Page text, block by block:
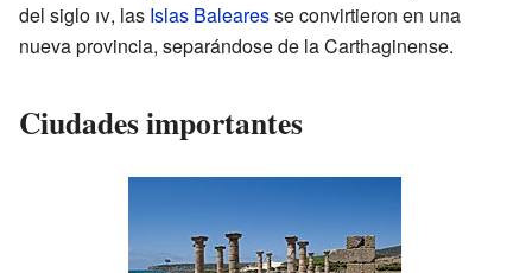
del siglo iv, las Islas Balearesse convirtieron en una
nueva provincia, separándose de la Carthaginense.
Ciudades importantes